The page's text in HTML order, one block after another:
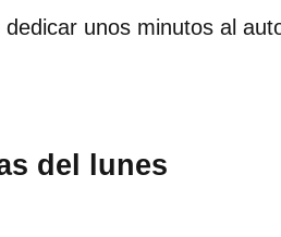
unos minutos al
del lunes